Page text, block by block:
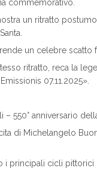
commemorativo.
un ritratto
un celebre
ritratto, reca la
07.11.2025».
– 550° anniversario
di Michelangelo
i principali cicli pittorici